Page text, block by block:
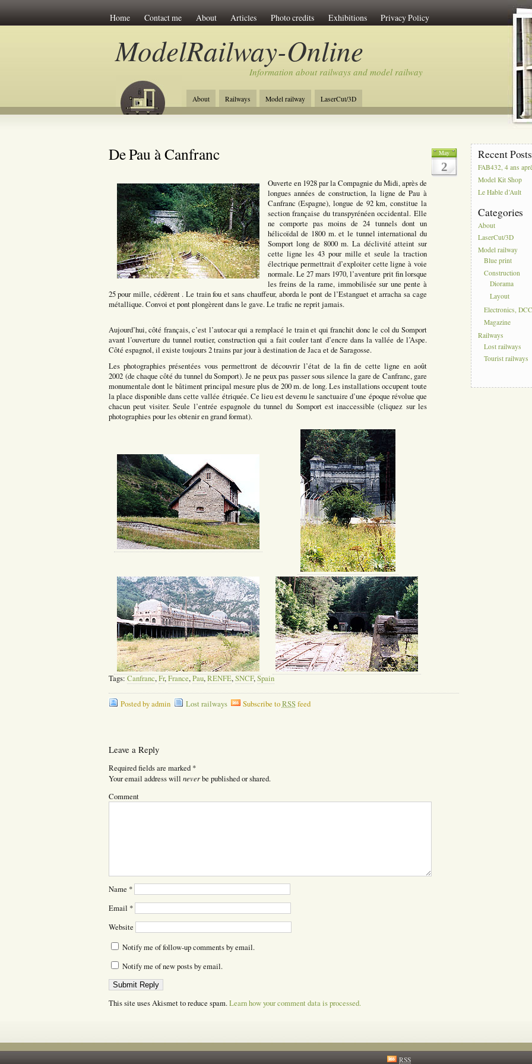
Home Contact me About Articles Photo credits Exhibitions Privacy Policy
ModelRailway-Online
Information about railways and model railway
About Railways Model railway LaserCut/3D
May
2
De Pau à Canfranc
Ouverte en 1928 par la Compagnie du Midi, après de
longues années de construction, la ligne de Pau à
Canfranc (Espagne), longue de 92 km, constitue la
section française du transpyrénéen occidental. Elle
ne comporte pas moins de 24 tunnels dont un
hélicoïdal de 1800 m. et le tunnel international du
Somport long de 8000 m. La déclivité atteint sur
cette ligne les 43 pour mille et seule la traction
électrique permettrait d’exploiter cette ligne à voie
normale. Le 27 mars 1970, l’aventure prit fin lorsque
les freins de la rame, immobilisée sur une pente à
25 pour mille, cédèrent . Le train fou et sans chauffeur, aborda le pont de l’Estanguet et arracha sa cage
métallique. Convoi et pont plongèrent dans le gave. Le trafic ne reprit jamais.
Aujourd’hui, côté français, c’est l’autocar qui a remplacé le train et qui franchit donc le col du Somport
avant l’ouverture du tunnel routier, construction qui a fait couler tant d’encre dans la vallée de l’Aspe.
Côté espagnol, il existe toujours 2 trains par jour à destination de Jaca et de Saragosse.
Les photographies présentées vous permettront de découvrir l’état de la fin de cette ligne en août
2002 (de chaque côté du tunnel du Somport). Je ne peux pas passer sous silence la gare de Canfranc, gare
monumentale dont le bâtiment principal mesure plus de 200 m. de long. Les installations occupent toute
la place disponible dans cette vallée étriquée. Ce lieu est devenu le sanctuaire d’une époque révolue que
chacun peut visiter. Seule l’entrée espagnole du tunnel du Somport est inaccessible (cliquez sur les
photographies pour les obtenir en grand format).
Tags: Canfranc,Fr,France,Pau,RENFE,SNCF,Spain
Posted by admin Lost railways Subscribe toRSSfeed
Leave a Reply
Required fields are marked *
Your email address will neverbe published or shared.
Comment
Name *
Email *
Website
Notify me of follow-up comments by email.
Notify me of new posts by email.
This site uses Akismet to reduce spam.Learn how your comment data is processed.
Recent Posts
FAB432, 4 ans
Model Kit Shop
Le Hable d’Ault
Categories
About
LaserCut/3D
Model railway
Blue print
Construction
Diorama
Layout
Electronics,
Magazine
Railways
Lost railways
Tourist railways
RSS